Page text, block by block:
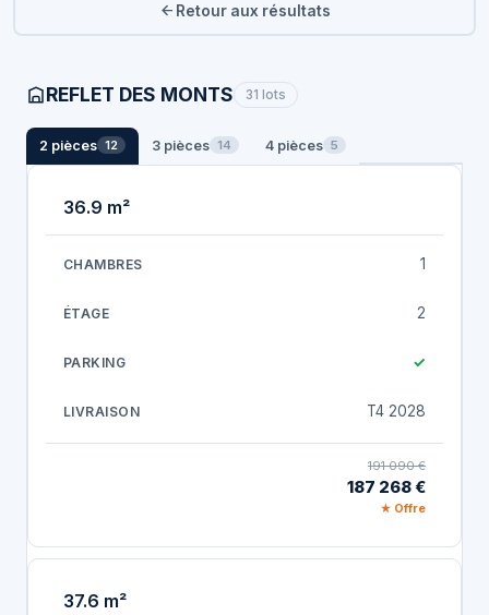
Retour aux résultats
REFLET DES MONTS 31 lots
2 pièces 12 3 pièces 14 4 pièces 5
36.9 m²
1
2
✓
T4 2028
191 090 €
187 268 €
★ Offre
37.6 m²